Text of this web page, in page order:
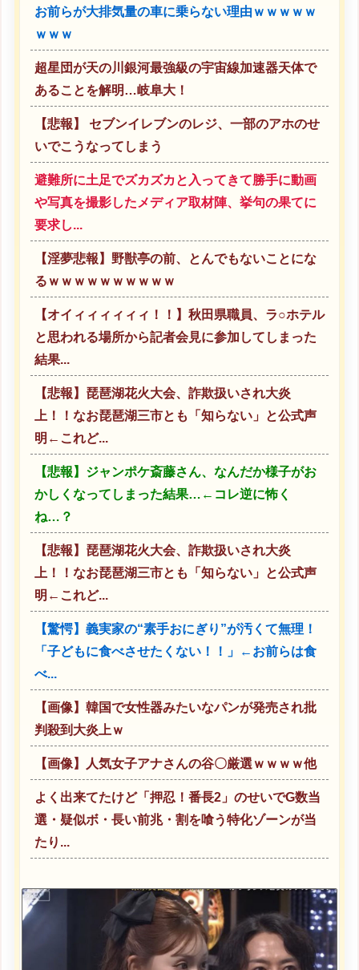
お前らが大排気量の車に乗らない理由ｗｗｗｗｗ
ｗｗｗ
超星団が天の川銀河最強級の宇宙線加速器天体で
あることを解明…岐阜大！
【悲報】 セブンイレブンのレジ、一部のアホのせ
いでこうなってしまう
避難所に土足でズカズカと入ってきて勝手に動画
や写真を撮影したメディア取材陣、挙句の果てに
要求し...
【淫夢悲報】野獣亭の前、とんでもないことにな
るｗｗｗｗｗｗｗｗｗｗ
【オイィィィィィィ！！】秋田県職員、ラ○ホテル
と思われる場所から記者会見に参加してしまった
結果...
【悲報】琵琶湖花火大会、詐欺扱いされ大炎
上！！なお琵琶湖三市とも「知らない」と公式声
明←これど...
【悲報】ジャンポケ斎藤さん、なんだか様子がお
かしくなってしまった結果…←コレ逆に怖く
ね…？
【悲報】琵琶湖花火大会、詐欺扱いされ大炎
上！！なお琵琶湖三市とも「知らない」と公式声
明←これど...
【驚愕】義実家の“素手おにぎり”が汚くて無理！
「子どもに食べさせたくない！！」←お前らは食
べ...
【画像】韓国で女性器みたいなパンが発売され批
判殺到大炎上ｗ
【画像】人気女子アナさんの谷〇厳選ｗｗｗｗ他
よく出来てたけど「押忍！番長2」のせいでG数当
選・疑似ボ・長い前兆・割を喰う特化ゾーンが当
たり...